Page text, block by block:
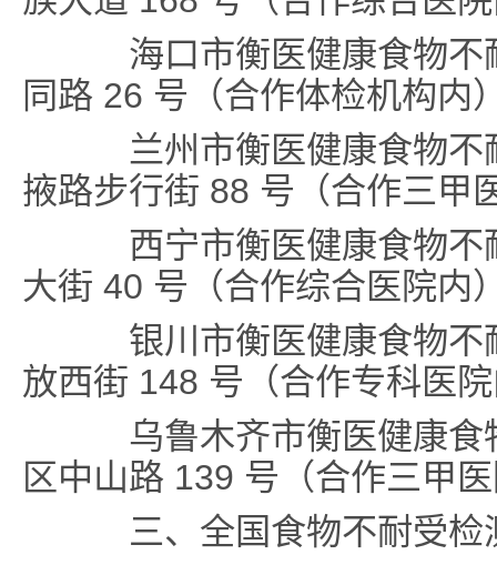
海口市衡医健康食物不
同路 26 号（合作体检机构内
兰州市衡医健康食物不
掖路步行街 88 号（合作三甲
西宁市衡医健康食物不
大街 40 号（合作综合医院内
银川市衡医健康食物不
放西街 148 号（合作专科医
乌鲁木齐市衡医健康食
区中山路 139 号（合作三甲
三、全国食物不耐受检